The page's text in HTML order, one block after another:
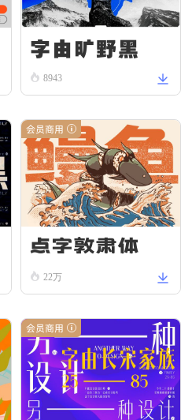
字由旷野黑
8943
会员商用
点字敦肃体
22万
会员商用